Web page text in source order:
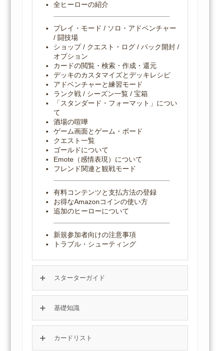
全ヒーローの紹介
プレイ・モード / ソロ・アドベンチャー
/ 闘技場
ショップ / クエスト・ログ / パック開封 /
オプション
カードの閲覧・検索・作成・還元
デッキのカスタマイズとデッキレシピ
アドベンチャーと練習モード
ランク戦 / シーズン一覧 / 宝箱
「スタンダード・フォーマット」につい
て
酒場の喧嘩
ゲーム画面とゲーム・ボード
クエスト一覧
ゴールドについて
Emote（感情表現）について
フレンド関連と観戦モード
有料コンテンツと支払方法の登録
お得なAmazonコインの使い方
追加のヒーローについて
新規参加者向けの注意事項
トラブル・シューティング
スターターガイド
基礎知識
カードリスト